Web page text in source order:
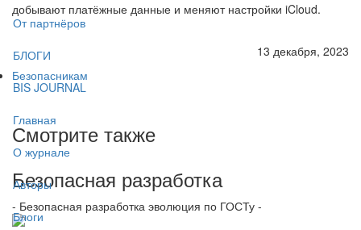
От партнёров
БЛОГИ
BIS JOURNAL
Главная
О журнале
Авторы
Блоги
добывают платёжные данные и меняют настройки iCloud.
13 декабря, 2023
Безопасникам
Смотрите также
Безопасная разработка
- Безопасная разработка эволюция по ГОСТу -